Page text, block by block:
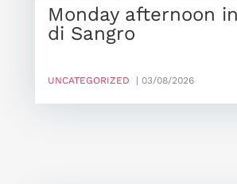
Monday afternoon
di Sangro
UNCATEGORIZED | 03/08/2026